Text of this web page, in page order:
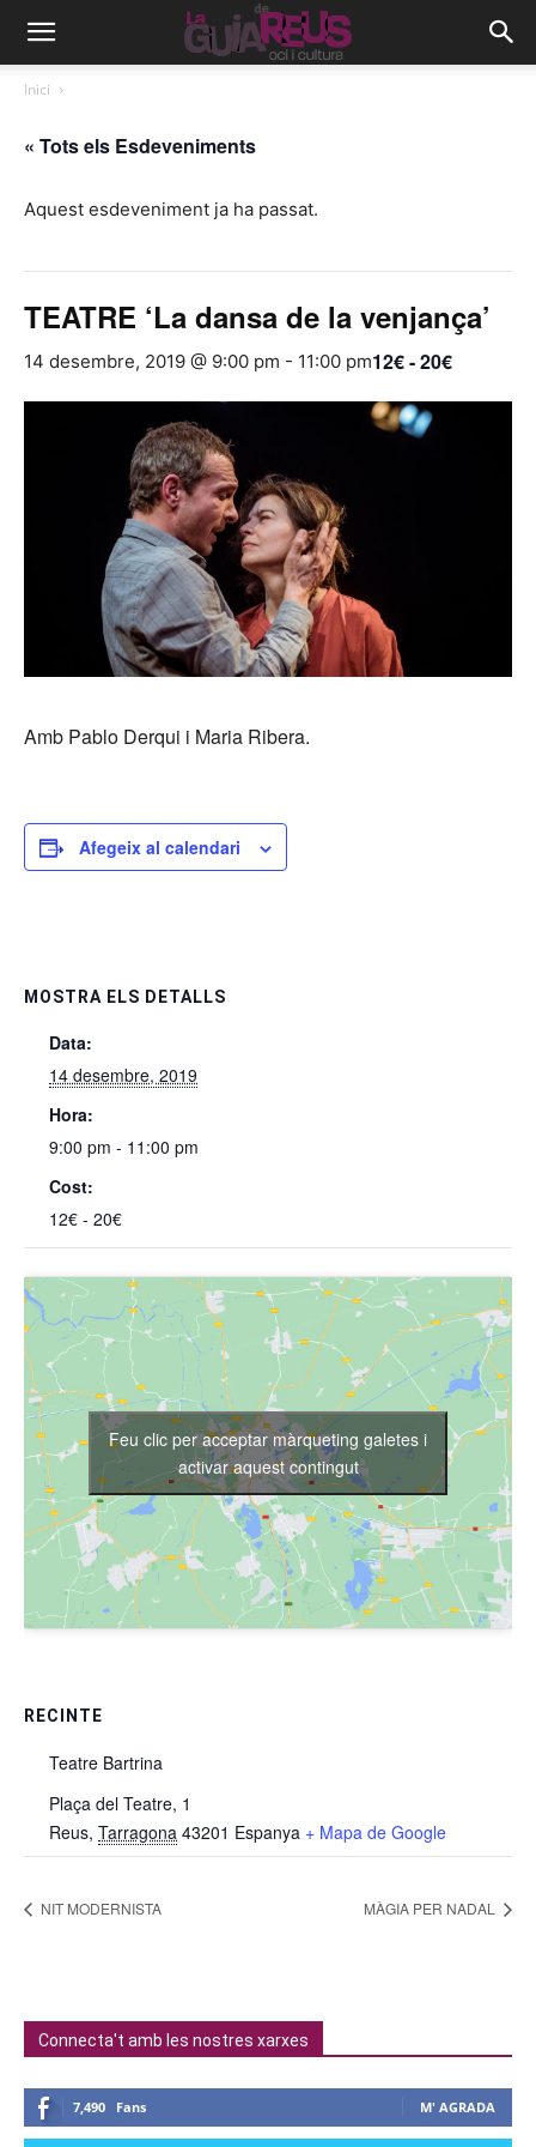
Inici
« Tots els Esdeveniments
Aquest esdeveniment ja ha passat.
TEATRE ‘La dansa de la venjança’
14 desembre, 2019 @ 9:00 pm - 11:00 pm12€ - 20€
Amb Pablo Derqui i Maria Ribera.
Afegeix al calendari
MOSTRA ELS DETALLS
Data:
14 desembre, 2019
Hora:
9:00 pm - 11:00 pm
Cost:
12€ - 20€
RECINTE
Teatre Bartrina
Plaça del Teatre, 1
Reus, Tarragona 43201 Espanya + Mapa de Google
Feu clic per acceptar màrqueting galetes i
activar aquest contingut
NIT MODERNISTA MÀGIA PER NADAL
Connecta't amb les nostres xarxes
7,490 Fans M' AGRADA